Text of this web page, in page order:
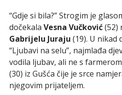
“Gdje si bila?” Strogim je
dočekala Vesna Vučković(52)
Gabrijelu Juraju (19). U nikad
“Ljubavi na selu”, najmlađa
vodila ljubav, ali ne s farmerom
(30) iz Gušća čije je srce
njegovim prijateljem.